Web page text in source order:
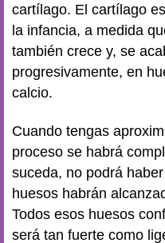
cartílago. El cartílago
la infancia, a medida
también crece y, se
progresivamente, en
calcio.
Cuando tengas
proceso se habrá
suceda, no podrá
huesos habrán
Todos esos huesos
será tan fuerte como